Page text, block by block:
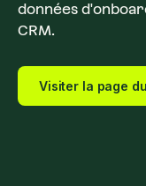
données
CRM.
Visiter la page